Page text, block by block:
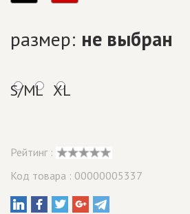
размер: не выбран
S/ML XL
Рейтинг :
Код товара : 00000005337